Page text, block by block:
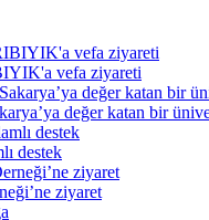
vefa ziyareti
değer katan bir
destek
ziyaret